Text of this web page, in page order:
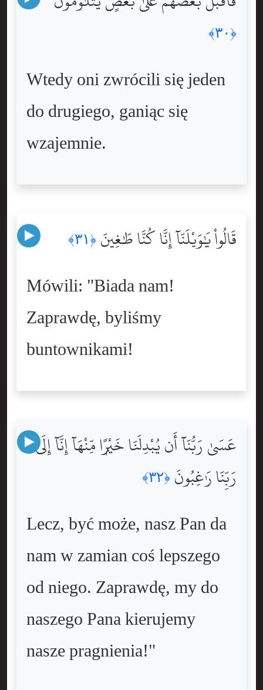
﴿٣٠﴾
Wtedy oni zwrócili się jeden
do drugiego, ganiąc się
wzajemnie.
قَالُواْ يَٰوَيْلَنَآ إِنَّا كُنَّا طَٰغِينَ ﴿٣١﴾
Mówili: "Biada nam!
Zaprawdę, byliśmy
buntownikami!
عَسَىٰ رَبُّنَآ أَن يُبْدِلَنَا خَيْرًۭا مِّنْهَآ إِنَّآ إِلَىٰ
رَبِّنَا رَٰغِبُونَ ﴿٣٢﴾
Lecz, być może, nasz Pan da
nam w zamian coś lepszego
od niego. Zaprawdę, my do
naszego Pana kierujemy
nasze pragnienia!"